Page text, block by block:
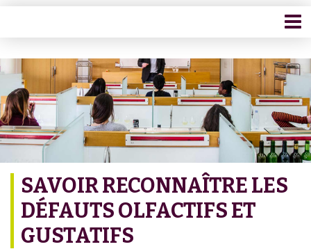
SAVOIR RECONNAÎTRE LES
DÉFAUTS OLFACTIFS ET
GUSTATIFS